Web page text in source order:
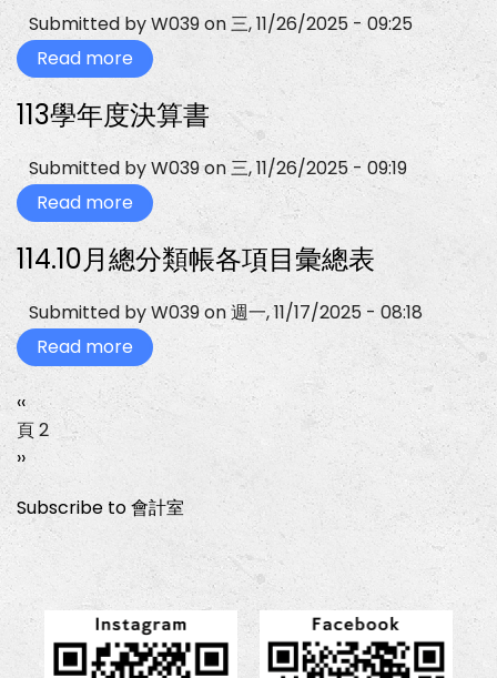
辦
收
支
明
表
Submitted byW039on三, 11/26/2025 - 09:25
Read more about
113
年
度
計
師
查
核
報
告
113學年度決算書
Submitted byW039on三, 11/26/2025 - 09:19
Read more about
113
年
度
算
書
114.10月總分類帳各項目彙總表
Submitted byW039on週一, 11/17/2025 - 08:18
Read more about
114.10
月
總
分
目
彙
表
Pagination
Previous
page
‹‹
頁 2
下
一
頁
››
Subscribe to 會計室